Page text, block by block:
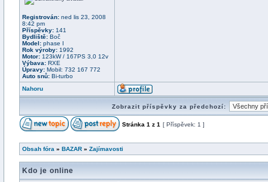
Registrován: ned lis 23, 2008
8:42 pm
Příspěvky: 141
Bydliště: Boč
Model: phase I
Rok výroby: 1992
Motor: 123kW / 167PS 3,0 12v
Výbava: RXE
Úpravy: Mobil: 732 167 772
Auto snů: Bi-turbo
Nahoru
Zobrazit příspěvky za předchozí:
Stránka 1 z 1 [ Příspěvek: 1 ]
Obsah fóra » BAZAR » Zajímavosti
Kdo je online